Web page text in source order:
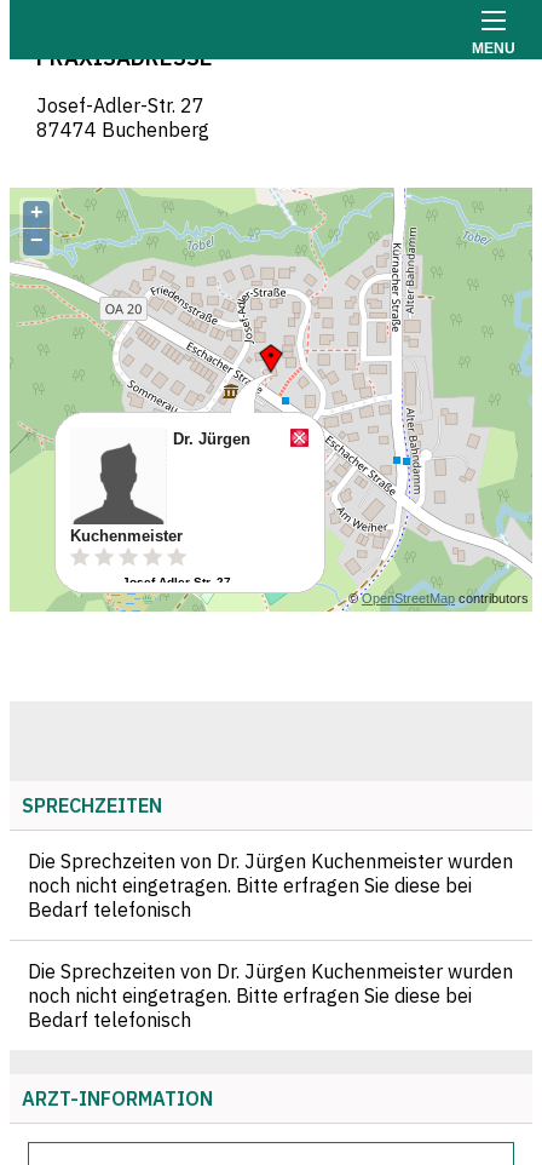
MENU
PRAXISADRESSE
Josef-Adler-Str. 27
87474 Buchenberg
SPRECHZEITEN
Die Sprechzeiten von Dr. Jürgen Kuchenmeister wurden
noch nicht eingetragen. Bitte erfragen Sie diese bei
Bedarf telefonisch
Die Sprechzeiten von Dr. Jürgen Kuchenmeister wurden
noch nicht eingetragen. Bitte erfragen Sie diese bei
Bedarf telefonisch
ARZT-INFORMATION